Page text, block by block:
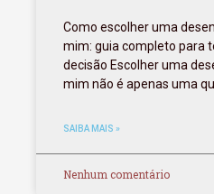
Como escolher uma
mim: guia completo para
decisão Escolher uma
mim não é apenas uma
SAIBA MAIS »
Nenhum comentário